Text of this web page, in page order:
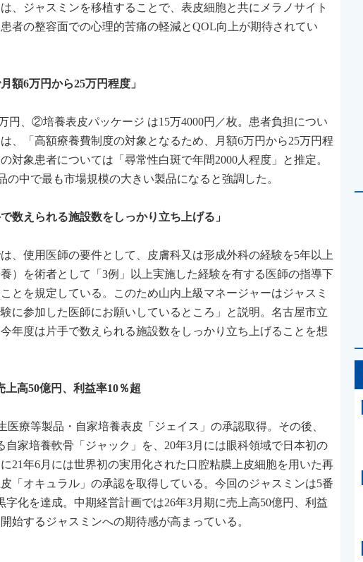
、ジャスミンを移植することで、表皮細胞と共にメラノサイト
者の整容面での心理的苦痛の軽減とQOL向上が期待されてい
6万円から25万円程度」
円、②培養表皮パッケージ は15万4000円／枚。患者負担につい
、「高額療養費制度の対象となるため、月額6万円から25万円程
対象患者については「尋常性白斑で年間2000人程度」と推定。
の中で最も市場規模の大きい製品になると強調した。
えられる施設数をしっかり立ち上げる」
、使用医師の要件として、皮膚科又は形成外科の経験を5年以上
）を術者として「3例」以上実施した経験を有する医師の指導下
とを規定している。このため山内上級マネージャーはジャスミ
に参加した医師にお願いしているところ」と説明。名古屋市立
年度は片手で数えられる施設数をしっかり立ち上げることを想
高50億円、利益率10％超
医療等製品・自家培養表皮「ジェイス」の承認取得。その後、
自家培養軟骨「ジャック」を、20年3月には眼科領域で日本初の
21年6月には世界初の実用化された口腔粘膜上皮細胞を用いた再
「オキュラル」の承認を取得している。今回のジャスミンは5番
字化を達成。中期経営計画では26年3月期に売上高50億円、利益
始するジャスミンへの期待感が高まっている。